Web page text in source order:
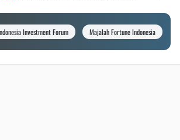
Investment Forum Majalah Fortune Indonesia